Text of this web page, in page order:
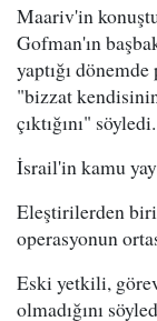
Maariv'in
Gofman'ın
yaptığı
"bizzat
çıktığını" söyledi.
İsrail'in kamu
Eleştirilerden
operasyonun
Eski yetkili,
olmadığını